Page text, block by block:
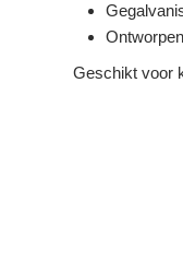
Geschikt voor